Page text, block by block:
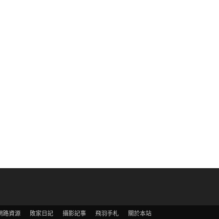
路資源 敗家日記 攝影記事 飛羽手札 關於本站